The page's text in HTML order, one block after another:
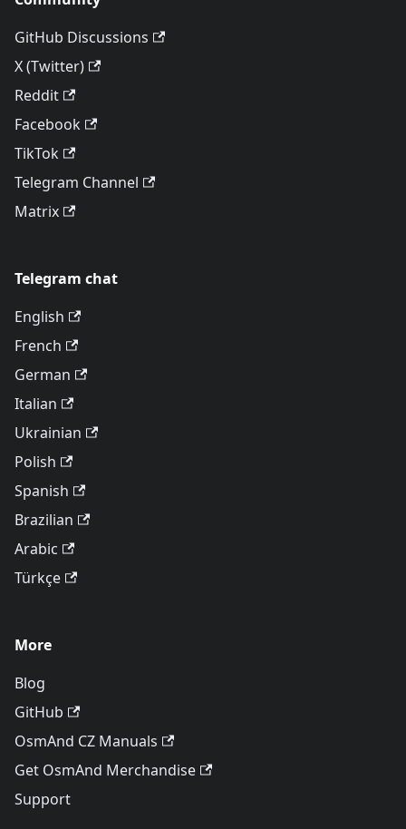
GitHub Discussions
X (Twitter)
Reddit
Facebook
TikTok
Telegram Channel
Matrix
Telegram chat
English
French
German
Italian
Ukrainian
Polish
Spanish
Brazilian
Arabic
Türkçe
More
Blog
GitHub
OsmAnd CZ Manuals
Get OsmAnd Merchandise
Support